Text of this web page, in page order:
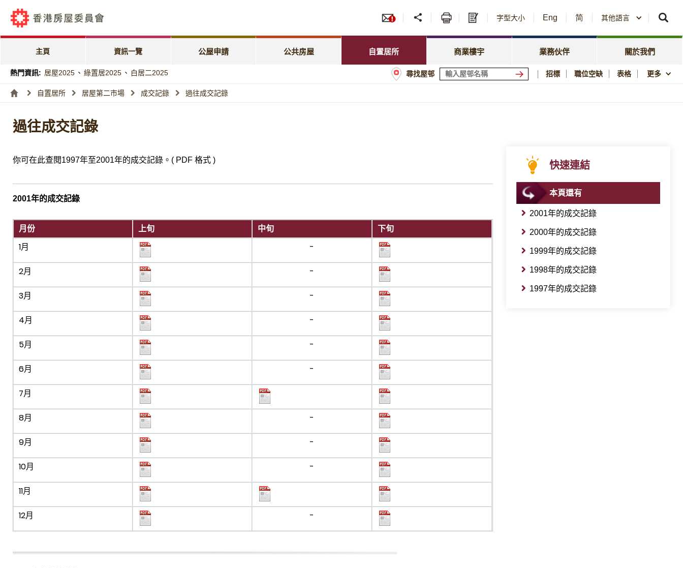
字型大小 Eng 简 其他語言
主頁 資訊一覽 公屋申請
「天倫樂」優先配屋計劃
公共房屋
租金相關事宜 自置居所
綠表置居計劃
居屋第二市場 商業樓宇
招標及中標公告
房委會商場
業務伙伴
房委會名冊登記
資源庫
優質居所
關於我們
新聞中心
社區參與
熱門資訊: 居屋2025 、 綠置居2025 、 白居二2025 尋找屋邨 招標 職位空缺 表格 更多
自置居所 居屋第二市場 成交記錄 過往成交記錄
過往成交記錄
你可在此查閱1997年至2001年的成交記錄。( PDF 格式 )
2001年的成交記錄
月份 上旬 中旬
下旬
1月
-
2月 -
3月 -
4月 -
5月 -
6月 -
7月
8月 -
9月 -
10月 -
11月
12月 -
快速連結
本頁還有
2001年的成交記錄
2000年的成交記錄
1999年的成交記錄
1998年的成交記錄
1997年的成交記錄